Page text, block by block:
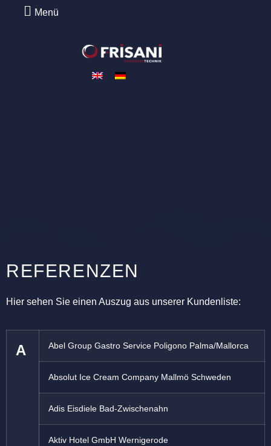
Menü
REFERENZEN
Hier sehen Sie einen Auszug aus unserer Kundenliste:
A Abel Group Gastro Service Poligono Palma/Mallorca
Absolut Ice Cream Company Mallmö Schweden
Adis Eisdiele Bad-Zwischenahn
Aktiv Hotel GmbH Wernigerode